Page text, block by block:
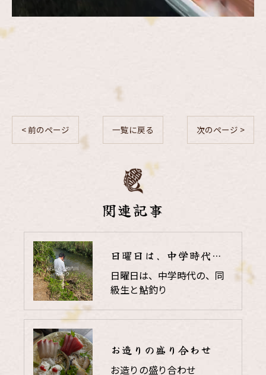
< 前のページ 一覧に戻る 次のページ >
関連記事
日曜日は、中学時代の、同級生と鮎釣り
日曜日は、中学時代の、同
級生と鮎釣り
お造りの盛り合わせ
お造りの盛り合わせ